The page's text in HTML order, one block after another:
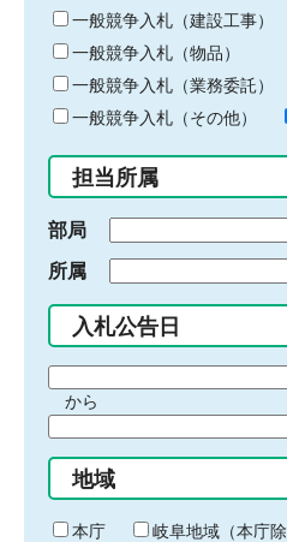
キ
ー
ワ
ー
ド
入
力
一般競争入札（建設工事）
一般競争入札（物品）
一般競争入札（業務委託）
一般競争入札（その他）
担当所属
部局
所属
入札公告日
間
始
り
から
間
終
わ
地域
本庁
岐阜地域（本庁除